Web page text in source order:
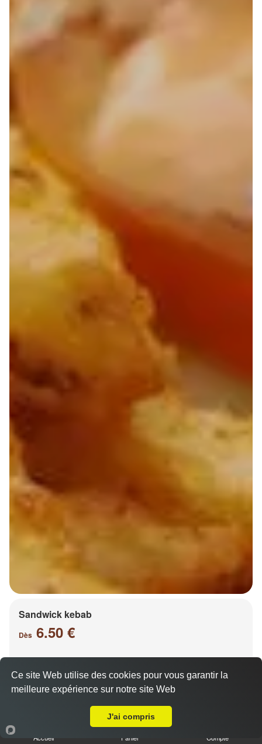
Sandwick kebab
Dès 6.50 €
Salade, tomates, oignons, chou, carottes
Accueil Panier Compte
Ce site Web utilise des cookies pour vous garantir la
meilleure expérience sur notre site Web
J'ai compris